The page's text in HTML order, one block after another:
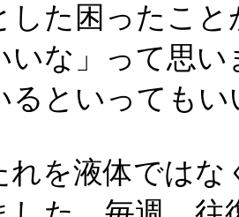
た困ったこと
いな」って思
るといっても
を液体ではな